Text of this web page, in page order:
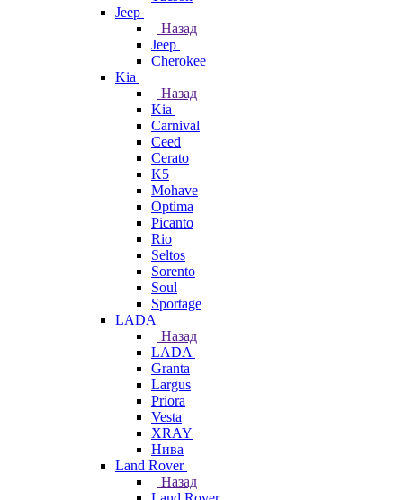
Jeep
Назад
Jeep
Cherokee
Kia
Назад
Kia
Carnival
Ceed
Cerato
K5
Mohave
Optima
Picanto
Rio
Seltos
Sorento
Soul
Sportage
LADA
Назад
LADA
Granta
Largus
Priora
Vesta
XRAY
Нива
Land Rover
Назад